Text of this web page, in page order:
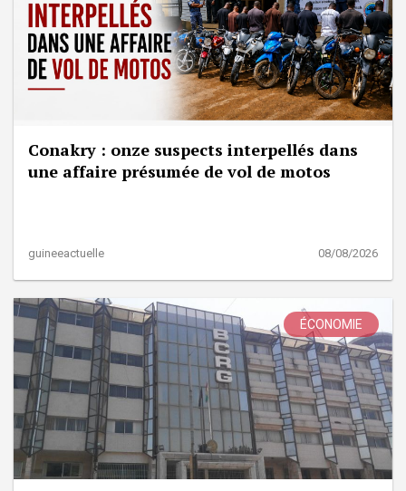
Conakry : onze suspects interpellés dans
une affaire présumée de vol de motos
guineeactuelle 08/08/2026
ÉCONOMIE